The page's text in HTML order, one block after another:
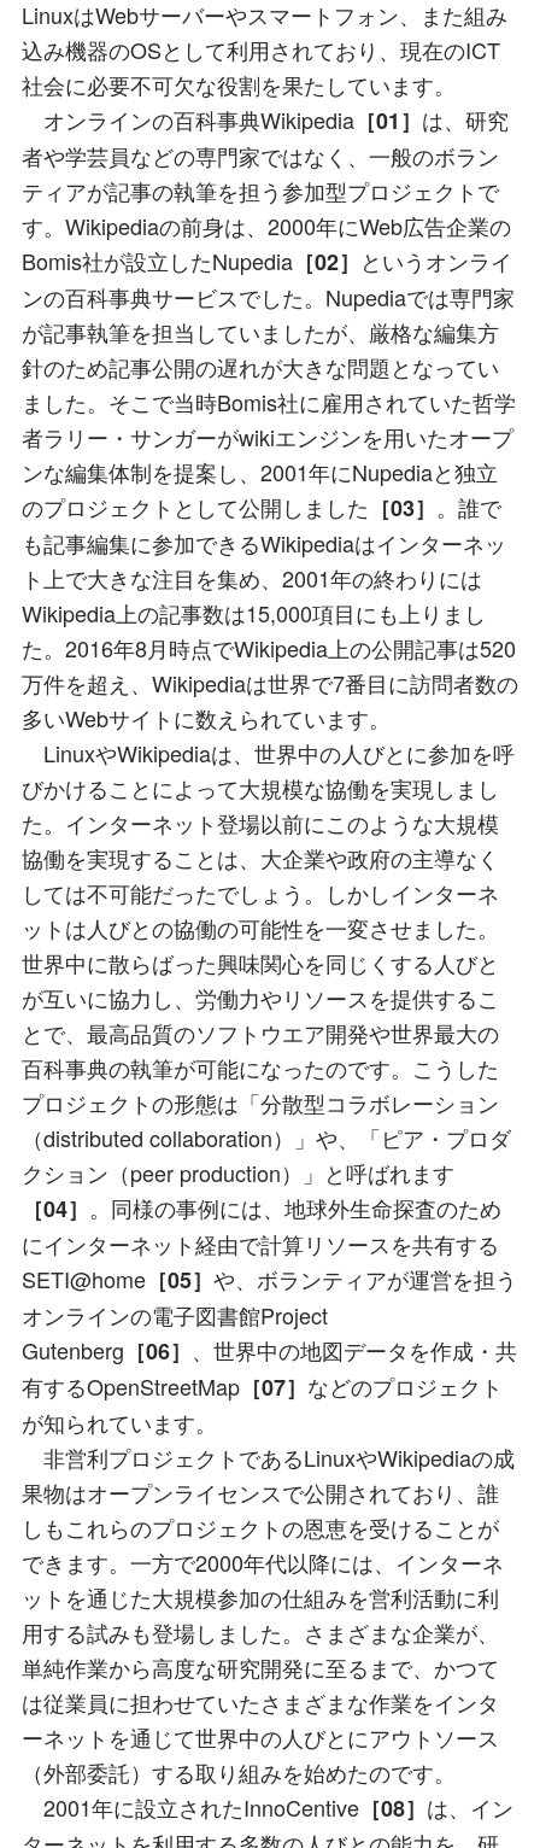
LinuxはWebサーバーやスマートフォン、また組み
込み機器のOSとして利用されており、現在のICT
社会に必要不可欠な役割を果たしています。
オンラインの百科事典Wikipedia ［01］ は、研究
者や学芸員などの専門家ではなく、一般のボラン
ティアが記事の執筆を担う参加型プロジェクトで
す。Wikipediaの前身は、2000年にWeb広告企業の
Bomis社が設立したNupedia ［02］ というオンライ
ンの百科事典サービスでした。Nupediaでは専門家
が記事執筆を担当していましたが、厳格な編集方
針のため記事公開の遅れが大きな問題となってい
ました。そこで当時Bomis社に雇用されていた哲学
者ラリー・サンガーがwikiエンジンを用いたオープ
ンな編集体制を提案し、2001年にNupediaと独立
のプロジェクトとして公開しました ［03］ 。誰で
も記事編集に参加できるWikipediaはインターネッ
ト上で大きな注目を集め、2001年の終わりには
Wikipedia上の記事数は15,000項目にも上りまし
た。2016年8月時点でWikipedia上の公開記事は520
万件を超え、Wikipediaは世界で7番目に訪問者数の
多いWebサイトに数えられています。
LinuxやWikipediaは、世界中の人びとに参加を呼
びかけることによって大規模な協働を実現しまし
た。インターネット登場以前にこのような大規模
協働を実現することは、大企業や政府の主導なく
しては不可能だったでしょう。しかしインターネ
ットは人びとの協働の可能性を一変させました。
世界中に散らばった興味関心を同じくする人びと
が互いに協力し、労働力やリソースを提供するこ
とで、最高品質のソフトウエア開発や世界最大の
百科事典の執筆が可能になったのです。こうした
プロジェクトの形態は「分散型コラボレーション
（distributed collaboration）」や、「ピア・プロダ
クション（peer production）」と呼ばれます
［04］ 。同様の事例には、地球外生命探査のため
にインターネット経由で計算リソースを共有する
SETI@home ［05］ や、ボランティアが運営を担う
オンラインの電子図書館Project
Gutenberg ［06］ 、世界中の地図データを作成・共
有するOpenStreetMap ［07］ などのプロジェクト
が知られています。
非営利プロジェクトであるLinuxやWikipediaの成
果物はオープンライセンスで公開されており、誰
しもこれらのプロジェクトの恩恵を受けることが
できます。一方で2000年代以降には、インターネ
ットを通じた大規模参加の仕組みを営利活動に利
用する試みも登場しました。さまざまな企業が、
単純作業から高度な研究開発に至るまで、かつて
は従業員に担わせていたさまざまな作業をインタ
ーネットを通じて世界中の人びとにアウトソース
（外部委託）する取り組みを始めたのです。
2001年に設立されたInnoCentive ［08］ は、イン